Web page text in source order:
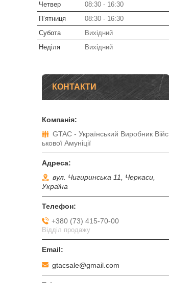
Четвер
08:30
16:30
Пʼятниця
08:30
16:30
Субота
Вихідний
Неділя
Вихідний
КОНТАКТИ
GTAC - Український Виробник Війс
ькової Амуніції
вул. Чигиринська 11, Черкаси,
Україна
+380 (73) 415-70-00
Відділ продажу
gtacsale@gmail.com